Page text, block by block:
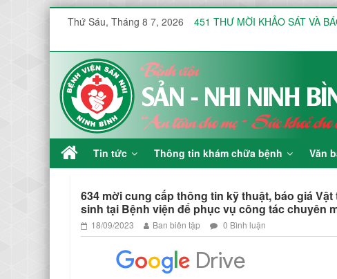
Thứ Sáu, Tháng 8 7, 2026
451 THƯ MỜI KHẢO SÁT VÀ
Thư mời báo giá V/v mua
Công văn V/v báo giá Thuê
KHOA ĐIỀU TRỊ YÊU CẦU
KHOA SẢN THƯỜNG HƯỞNG
Tin tức Thông tin khám chữa bệnh Văn
634 mời cung cấp thông tin kỹ thuật, báo giá
sinh tại Bệnh viện để phục vụ công tác chuyên
18/09/2023 Ban biên tập 0 Bình luận